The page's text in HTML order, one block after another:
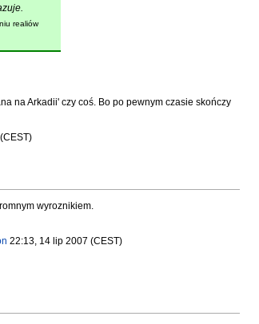
realiów
na Arkadii' czy coś. Bo po pewnym czasie skończy
wyroznikiem.
22:13, 14 lip 2007 (CEST)